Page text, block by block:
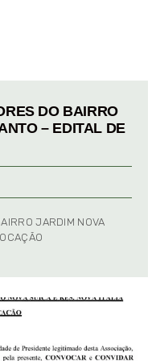
DO BAIRRO
– EDITAL DE
JARDIM NOVA